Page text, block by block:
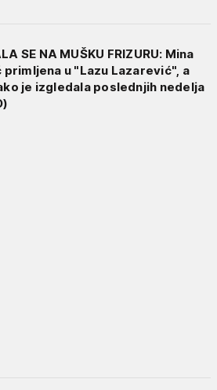
SE NA MUŠKU FRIZURU: Mina
primljena u "Lazu Lazarević", a
je izgledala poslednjih nedelja